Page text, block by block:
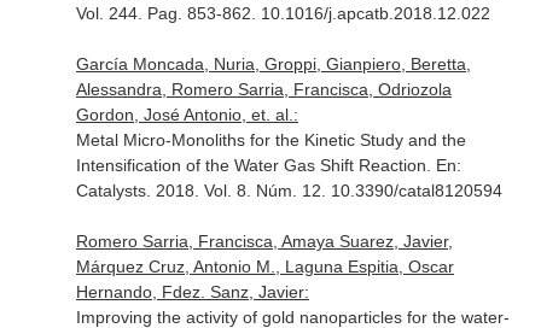
Vol. 244. Pag. 853-862. 10.1016/j.apcatb.2018.12.022
García Moncada, Nuria, Groppi, Gianpiero, Beretta,
Alessandra, Romero Sarria, Francisca, Odriozola
Gordon, José Antonio, et. al.:
Metal Micro-Monoliths for the Kinetic Study and the
Intensification of the Water Gas Shift Reaction. En:
Catalysts. 2018. Vol. 8. Núm. 12. 10.3390/catal8120594
Romero Sarria, Francisca, Amaya Suarez, Javier,
Márquez Cruz, Antonio M., Laguna Espitia, Oscar
Hernando, Fdez. Sanz, Javier:
Improving the activity of gold nanoparticles for the water-